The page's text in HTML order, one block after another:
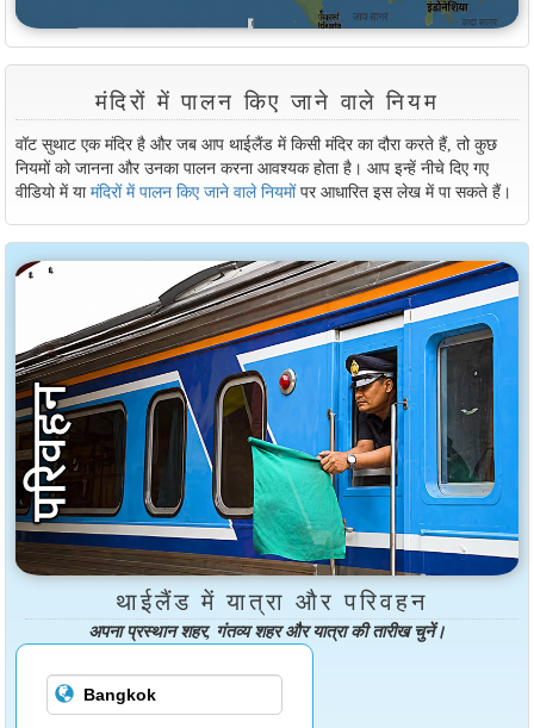
मंदिरों में पालन किए जाने वाले नियम
वॉट सुथाट एक मंदिर है और जब आप थाईलैंड में किसी मंदिर का दौरा करते हैं, तो कुछ
नियमों को जानना और उनका पालन करना आवश्यक होता है। आप इन्हें नीचे दिए गए
वीडियो में यामंदिरों में पालन किए जाने वाले नियमोंपर आधारित इस लेख में पा सकते हैं।
थाईलैंड में यात्रा और परिवहन
अपना प्रस्थान शहर, गंतव्य शहर और यात्रा की तारीख चुनें।